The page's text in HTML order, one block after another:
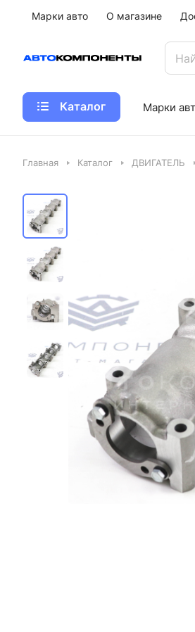
Марки авто О магазине
Каталог Марки
Главная Каталог ДВИГАТЕЛЬ